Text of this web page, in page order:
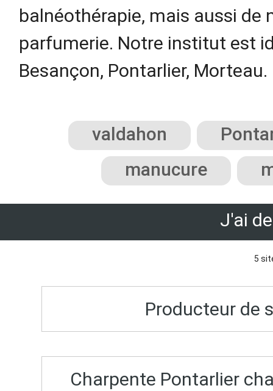
balnéothérapie, mais aussi
parfumerie. Notre institut est
Besançon, Pontarlier, Morteau.
valdahon
manucure
J'ai
5
Producteur de
Charpente Pontarlier